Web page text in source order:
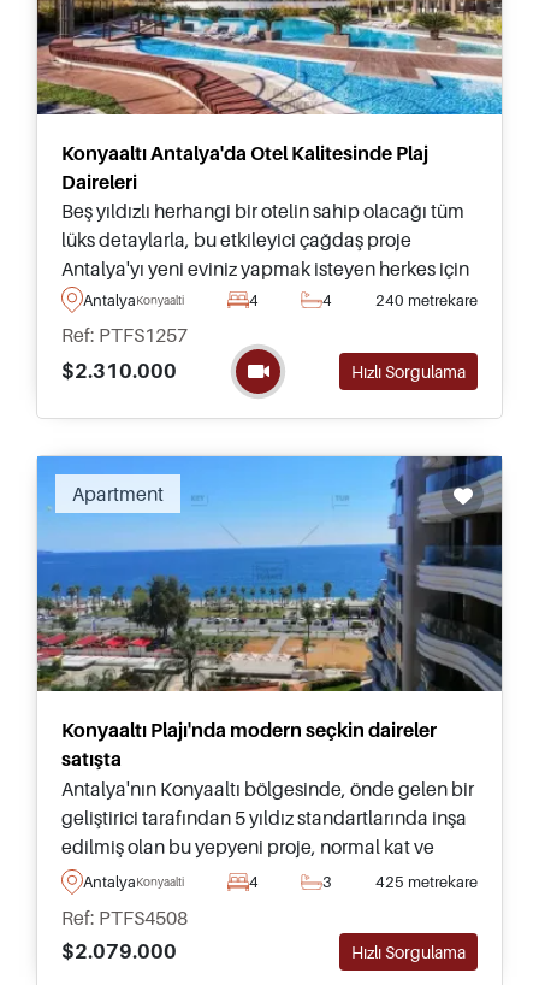
Konyaaltı Antalya'da Otel Kalitesinde Plaj
Daireleri
Beş yıldızlı herhangi bir otelin sahip olacağı tüm
lüks detaylarla, bu etkileyici çağdaş proje
Antalya'yı yeni eviniz yapmak isteyen herkes için
mükemmel bir yaşam sunmakta ve daha özelde
çok yakında bulunan ünlü Konyaaltı plaj
bölgesini tercih edenlere hitap etmektedir.
AntalyaKonyaalti 4 4 240 metrekare
Ref: PTFS1257
$2.310.000
Hızlı Sorgulama
Apartment
Konyaaltı Plajı'nda modern seçkin daireler
satışta
Antalya'nın Konyaaltı bölgesinde, önde gelen bir
geliştirici tarafından 5 yıldız standartlarında inşa
edilmiş olan bu yepyeni proje, normal kat ve
dubleks seçenekleriyle beş yatak odasına kadar
AntalyaKonyaalti 4 3 425 metrekare
Ref: PTFS4508
$2.079.000
Hızlı Sorgulama